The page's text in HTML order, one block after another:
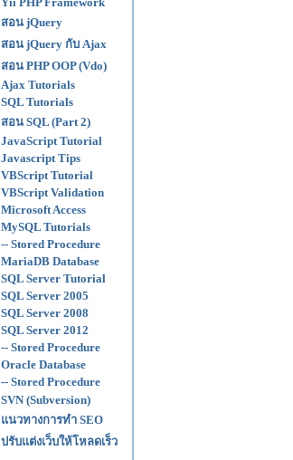
สอน jQuery
สอน jQuery กับ Ajax
สอน PHP OOP (Vdo)
Ajax Tutorials
SQL Tutorials
สอน SQL (Part 2)
JavaScript Tutorial
Javascript Tips
VBScript Tutorial
VBScript Validation
Microsoft Access
MySQL Tutorials
-- Stored Procedure
MariaDB Database
SQL Server Tutorial
SQL Server 2005
SQL Server 2008
SQL Server 2012
-- Stored Procedure
Oracle Database
-- Stored Procedure
SVN (Subversion)
แนวทางการทำ SEO
ปรับแต่งเว็บให้โหลดเร็ว